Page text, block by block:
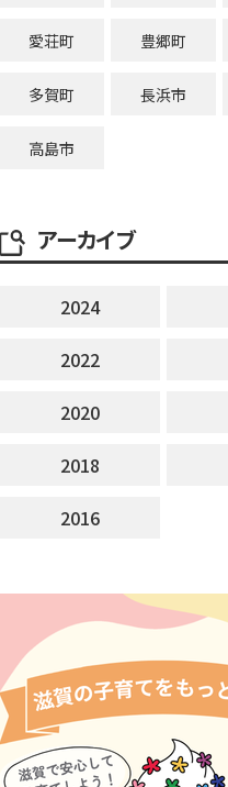
愛荘町 豊郷町
多賀町 長浜市
高島市
アーカイブ
2024
2022
2020
2018
2016